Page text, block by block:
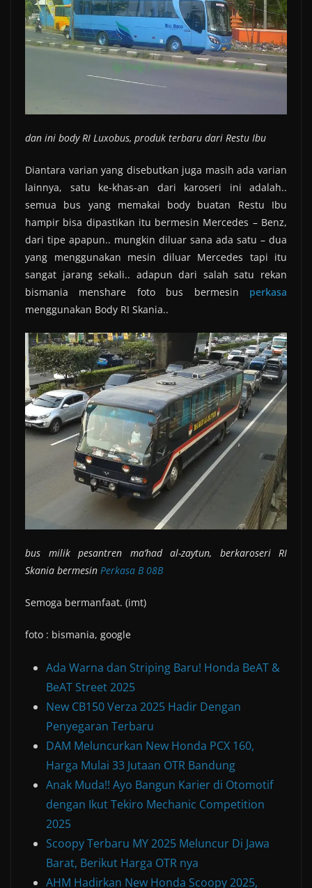
dan ini body RI Luxobus, produk terbaru dari Restu Ibu
Diantara varian yang disebutkan juga masih ada varian
lainnya, satu ke-khas-an dari karoseri ini adalah..
semua bus yang memakai body buatan Restu Ibu
hampir bisa dipastikan itu bermesin Mercedes – Benz,
dari tipe apapun.. mungkin diluar sana ada satu – dua
yang menggunakan mesin diluar Mercedes tapi itu
sangat jarang sekali.. adapun dari salah satu rekan
bismania menshare foto bus bermesin perkasa
menggunakan Body RI Skania..
bus milik pesantren ma’had al-zaytun, berkaroseri RI
Skania bermesin Perkasa B 08B
Semoga bermanfaat. (imt)
foto : bismania, google
Ada Warna dan Striping Baru! Honda BeAT &
BeAT Street 2025
New CB150 Verza 2025 Hadir Dengan
Penyegaran Terbaru
DAM Meluncurkan New Honda PCX 160,
Harga Mulai 33 Jutaan OTR Bandung
Anak Muda!! Ayo Bangun Karier di Otomotif
dengan Ikut Tekiro Mechanic Competition
2025
Scoopy Terbaru MY 2025 Meluncur Di Jawa
Barat, Berikut Harga OTR nya
AHM Hadirkan New Honda Scoopy 2025,